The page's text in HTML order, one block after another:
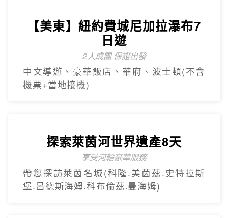
【美東】紐約費城尼加拉瀑布7
日遊
2人成團 保證出發
中文導遊、豪華飯店、華府、波士頓(不含
機票+當地接機)
探索萊茵河世界遺產8天
享受河輪豪華服務
帶您探訪萊茵名城(科隆.美茵茲.史特拉斯
堡.呂德斯海姆.科布倫茲.曼海姆)